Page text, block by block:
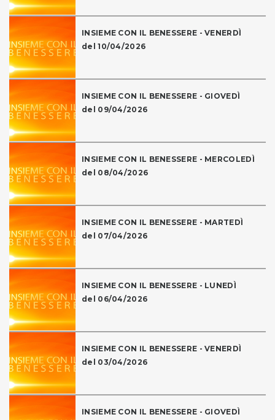
INSIEME CON IL BENESSERE - VENERDÌ
del 10/04/2026
INSIEME CON IL BENESSERE - GIOVEDÌ
del 09/04/2026
INSIEME CON IL BENESSERE - MERCOLEDÌ
del 08/04/2026
INSIEME CON IL BENESSERE - MARTEDÌ
del 07/04/2026
INSIEME CON IL BENESSERE - LUNEDÌ
del 06/04/2026
INSIEME CON IL BENESSERE - VENERDÌ
del 03/04/2026
INSIEME CON IL BENESSERE - GIOVEDÌ